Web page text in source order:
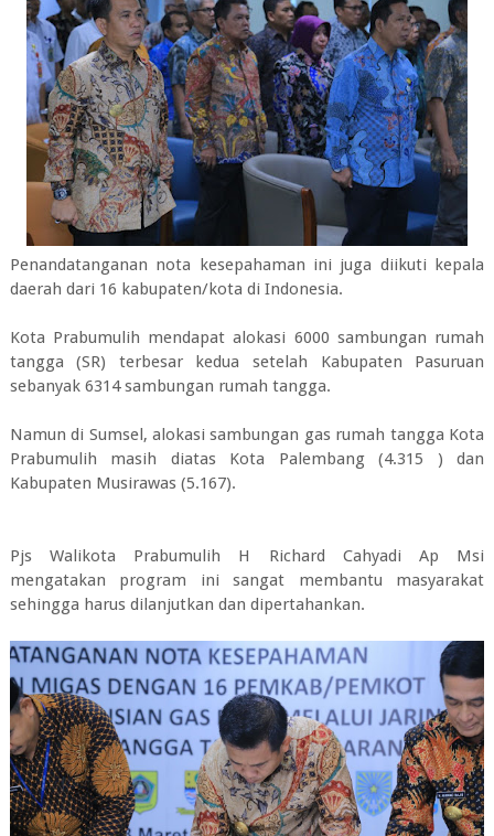
Penandatanganan nota kesepahaman ini juga diikuti kepala
daerah dari 16 kabupaten/kota di Indonesia.
Kota Prabumulih mendapat alokasi 6000 sambungan rumah
tangga (SR) terbesar kedua setelah Kabupaten Pasuruan
sebanyak 6314 sambungan rumah tangga.
Namun di Sumsel, alokasi sambungan gas rumah tangga Kota
Prabumulih masih diatas Kota Palembang (4.315 ) dan
Kabupaten Musirawas (5.167).
Pjs Walikota Prabumulih H Richard Cahyadi Ap Msi
mengatakan program ini sangat membantu masyarakat
sehingga harus dilanjutkan dan dipertahankan.